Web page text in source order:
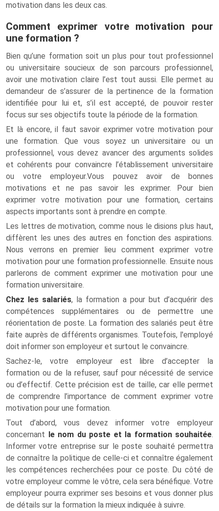
motivation dans les deux cas.
Comment exprimer votre motivation pour
une formation ?
Bien qu’une formation soit un plus pour tout professionnel
ou universitaire soucieux de son parcours professionnel,
avoir une motivation claire l’est tout aussi. Elle permet au
demandeur de s’assurer de la pertinence de la formation
identifiée pour lui et, s’il est accepté, de pouvoir rester
focus sur ses objectifs toute la période de la formation.
Et là encore, il faut savoir exprimer votre motivation pour
une formation. Que vous soyez un universitaire ou un
professionnel, vous devez avancer des arguments solides
et cohérents pour convaincre l’établissement universitaire
ou votre employeur.Vous pouvez avoir de bonnes
motivations et ne pas savoir les exprimer. Pour bien
exprimer votre motivation pour une formation, certains
aspects importants sont à prendre en compte.
Les lettres de motivation, comme nous le disions plus haut,
diffèrent les unes des autres en fonction des aspirations.
Nous verrons en premier lieu comment exprimer votre
motivation pour une formation professionnelle. Ensuite nous
parlerons de comment exprimer une motivation pour une
formation universitaire.
Chez les salariés, la formation a pour but d’acquérir des
compétences supplémentaires ou de permettre une
réorientation de poste. La formation des salariés peut être
faite auprès de différents organismes. Toutefois, l'employé
doit informer son employeur et surtout le convaincre.
Sachez-le, votre employeur est libre d’accepter la
formation ou de la refuser, sauf pour nécessité de service
ou d’effectif. Cette précision est de taille, car elle permet
de comprendre l’importance de comment exprimer votre
motivation pour une formation.
Tout d’abord, vous devez informer votre employeur
concernant le nom du poste et la formation souhaitée.
Informer votre entreprise sur le poste souhaité permettra
de connaître la politique de celle-ci et connaître également
les compétences recherchées pour ce poste. Du côté de
votre employeur comme le vôtre, cela sera bénéfique. Votre
employeur pourra exprimer ses besoins et vous donner plus
de détails sur la formation la mieux indiquée à suivre.